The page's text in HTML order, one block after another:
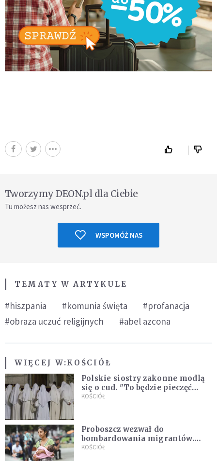
Tworzymy DEON.pl dla Ciebie
Tu możesz nas wesprzeć.
WSPOMÓŻ NAS
TEMATY W ARTYKULE
#hiszpania #komunia święta
#profanacja
#obraza uczuć religijnych
#abel azcona
WIĘCEJ W:KOŚCIÓŁ
Polskie siostry zakonne modlą
się o cud. "To będzie pieczęć
Pana Boga dla naszej wiary"
KOŚCIÓŁ
Proboszcz wezwał do
bombardowania migrantów.
"Masowy ogień przeciwko
KOŚCIÓŁ